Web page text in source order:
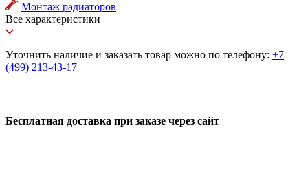
Монтаж радиаторов
Все характеристики
Уточнить наличие и заказать товар можно по телефону: +7
(499) 213-43-17
Бесплатная доставка при заказе через сайт